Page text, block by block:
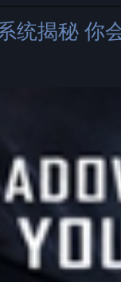
统揭秘 你